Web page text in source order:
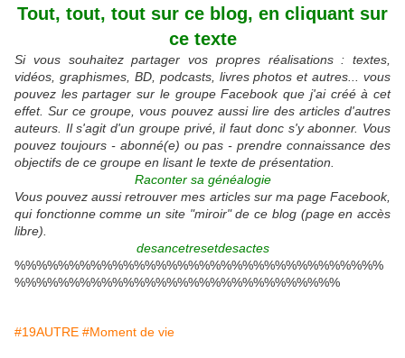
Tout, tout, tout sur ce blog, en cliquant sur
ce texte
Si vous souhaitez partager vos propres réalisations : textes,
vidéos, graphismes, BD, podcasts, livres photos et autres... vous
pouvez les partager sur le groupe Facebook que j'ai créé à cet
effet. Sur ce groupe, vous pouvez aussi lire des articles d'autres
auteurs. Il s'agit d'un groupe privé, il faut donc s'y abonner. Vous
pouvez toujours - abonné(e) ou pas - prendre connaissance des
objectifs de ce groupe en lisant le texte de présentation.
Raconter sa généalogie
Vous pouvez aussi retrouver mes articles sur ma page Facebook,
qui fonctionne comme un site "miroir" de ce blog (page en accès
libre).
desancetresetdesactes
%%%%%%%%%%%%%%%%%%%%%%%%%%%%%%%%%%
%%%%%%%%%%%%%%%%%%%%%%%%%%%%%%
#19AUTRE #Moment de vie